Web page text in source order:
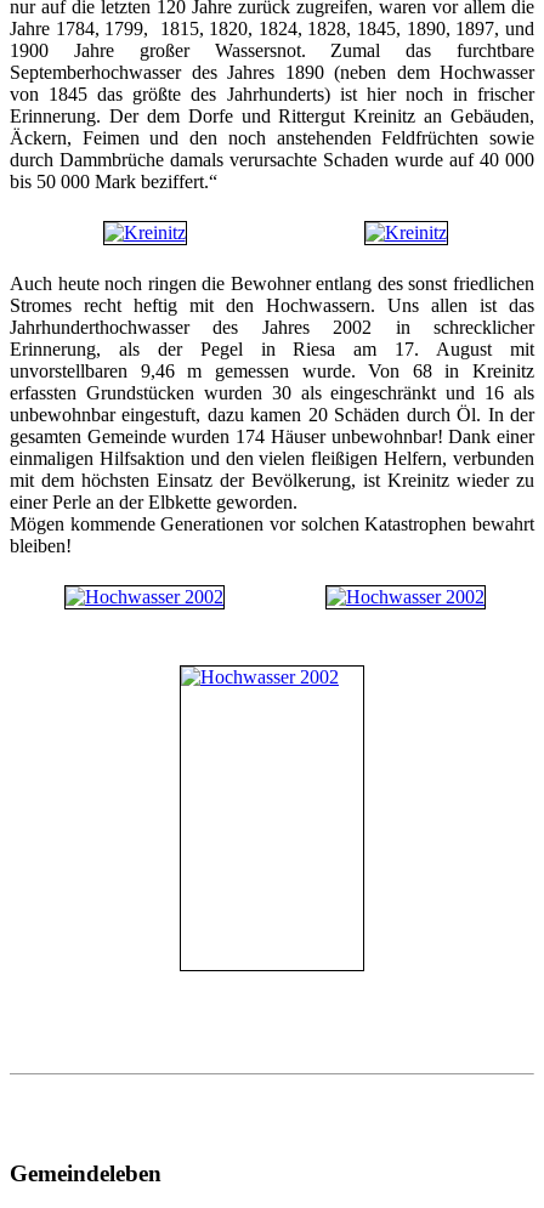
nur auf die letzten 120 Jahre zurück zugreifen, waren vor allem die
Jahre 1784, 1799, 1815, 1820, 1824, 1828, 1845, 1890, 1897, und
1900 Jahre großer Wassersnot. Zumal das furchtbare
Septemberhochwasser des Jahres 1890 (neben dem Hochwasser
von 1845 das größte des Jahrhunderts) ist hier noch in frischer
Erinnerung. Der dem Dorfe und Rittergut Kreinitz an Gebäuden,
Äckern, Feimen und den noch anstehenden Feldfrüchten sowie
durch Dammbrüche damals verursachte Schaden wurde auf 40 000
bis 50 000 Mark beziffert.“
Auch heute noch ringen die Bewohner entlang des sonst friedlichen
Stromes recht heftig mit den Hochwassern. Uns allen ist das
Jahrhunderthochwasser des Jahres 2002 in schrecklicher
Erinnerung, als der Pegel in Riesa am 17. August mit
unvorstellbaren 9,46 m gemessen wurde. Von 68 in Kreinitz
erfassten Grundstücken wurden 30 als eingeschränkt und 16 als
unbewohnbar eingestuft, dazu kamen 20 Schäden durch Öl. In der
gesamten Gemeinde wurden 174 Häuser unbewohnbar! Dank einer
einmaligen Hilfsaktion und den vielen fleißigen Helfern, verbunden
mit dem höchsten Einsatz der Bevölkerung, ist Kreinitz wieder zu
einer Perle an der Elbkette geworden.
Mögen kommende Generationen vor solchen Katastrophen bewahrt
bleiben!
Gemeindeleben